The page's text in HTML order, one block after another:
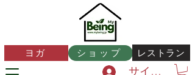
ヨガ ショップ レストラン
サインイン